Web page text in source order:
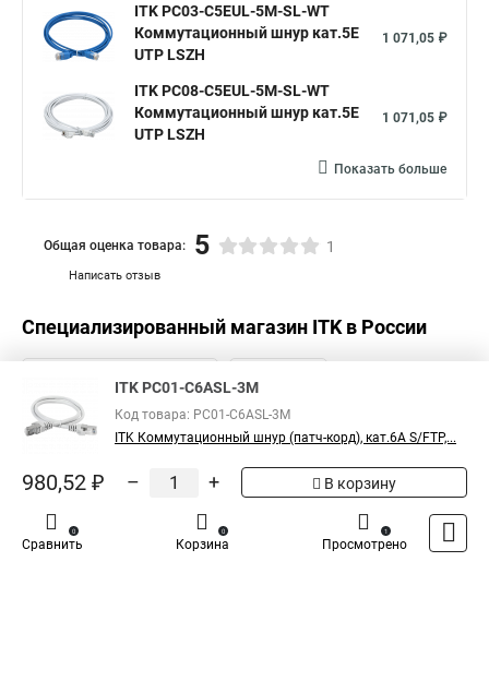
ITK PC03-C5EUL-5M-SL-WT
Коммутационный шнур кат.5E
UTP LSZH
1 071,05 ₽
ITK PC08-C5EUL-5M-SL-WT
Коммутационный шнур кат.5E
UTP LSZH
1 071,05 ₽
Показать больше
Написать отзыв
Общая оценка товара: 5 1
Специализированный магазин ITKв России
ITK PC01-C6ASL-3M
Код товара: PC01-C6ASL-3M
ITK Коммутационный шнур (патч-корд), кат.6А S/FTP,...
980,52 ₽ – + В корзину
Сравнить
0
Корзина
0
Просмотрено
1